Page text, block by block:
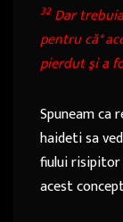
32 Dar
pentru că*
pierdut şi a
Spuneam
haideti sa
fiului
acest